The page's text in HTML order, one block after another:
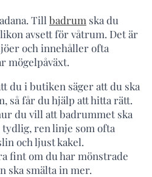
Till badrum ska du
avsett för våtrum. Det är
och innehåller ofta
mögelpåväxt.
du i butiken säger att du ska
så får du hjälp att hitta rätt.
du vill att badrummet ska
ren linje som ofta
och ljust kakel.
fint om du har mönstrade
ska smälta in mer.